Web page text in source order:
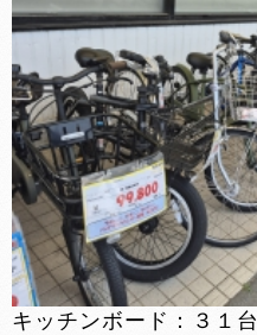
キッチンボード：３１台